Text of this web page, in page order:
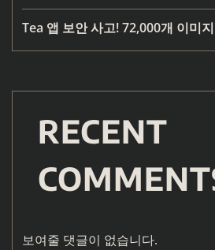
Tea 앱 보안 사고! 72,000개 이미
RECENT
보여줄 댓글이 없습니다.